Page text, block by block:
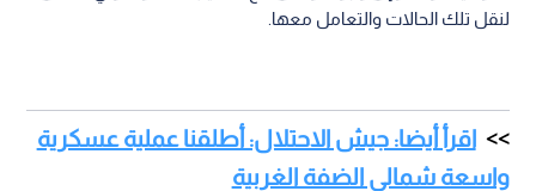
لنقل تلك الحالات والتعامل معها.
اقرأ أيضا: جيش الاحتلال: أطلقنا عملية عسكرية
واسعة شمالي الضفة الغربية